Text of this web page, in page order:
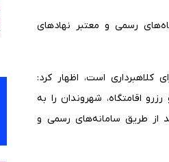
رسمی و معتبر نهادهای
است، اظهار کرد:
اقامتگاه، شهروندان را به
از طریق سامانه‌های رسمی و